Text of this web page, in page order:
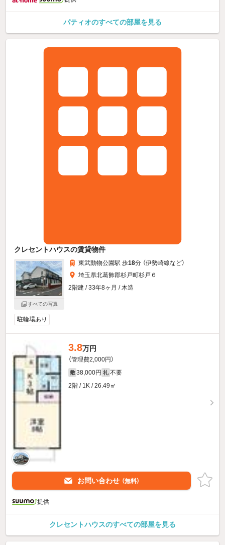
パティオのすべての部屋を見る
クレセントハウスの賃貸物件
すべての写真
東武動物公園駅 歩18分 （伊勢崎線など）
埼玉県北葛飾郡杉戸町杉戸６
2階建 / 33年8ヶ月 / 木造
駐輪場あり
3.8万円
（管理費2,000円）
敷 38,000円 礼 不要
2階 / 1K / 26.49㎡
お問い合わせ （無料）
提供
クレセントハウスのすべての部屋を見る